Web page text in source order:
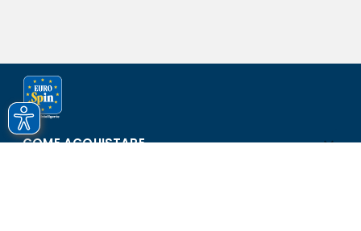
COME ACQUISTARE